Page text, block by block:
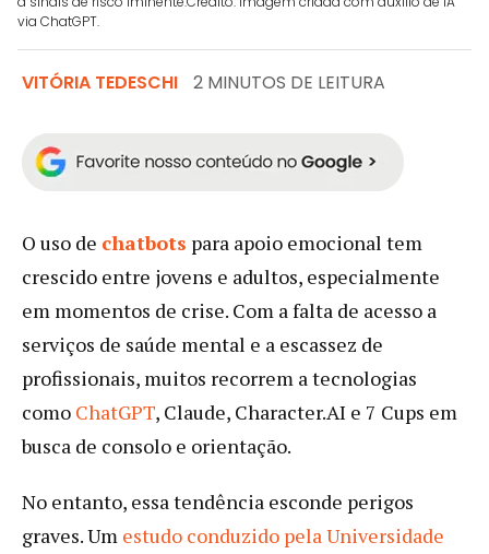
via ChatGPT.
VITÓRIA TEDESCHI 2 MINUTOS DE LEITURA
O uso de chatbots para apoio emocional tem
crescido entre jovens e adultos, especialmente
em momentos de crise. Com a falta de acesso a
serviços de saúde mental e a escassez de
profissionais, muitos recorrem a tecnologias
como ChatGPT, Claude, Character.AI e 7 Cups em
busca de consolo e orientação.
No entanto, essa tendência esconde perigos
graves. Um estudo conduzido pela Universidade